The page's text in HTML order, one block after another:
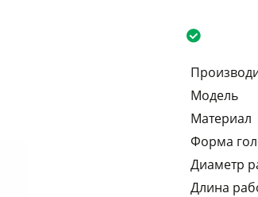
Модель
Материал
Форма
Диаметр
Длина